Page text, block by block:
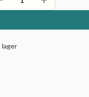
lager